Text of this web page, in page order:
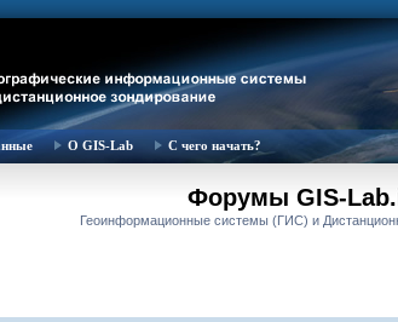
О GIS-Lab С чего начать?
Форумы GIS-
Геоинформационные системы (ГИС) и